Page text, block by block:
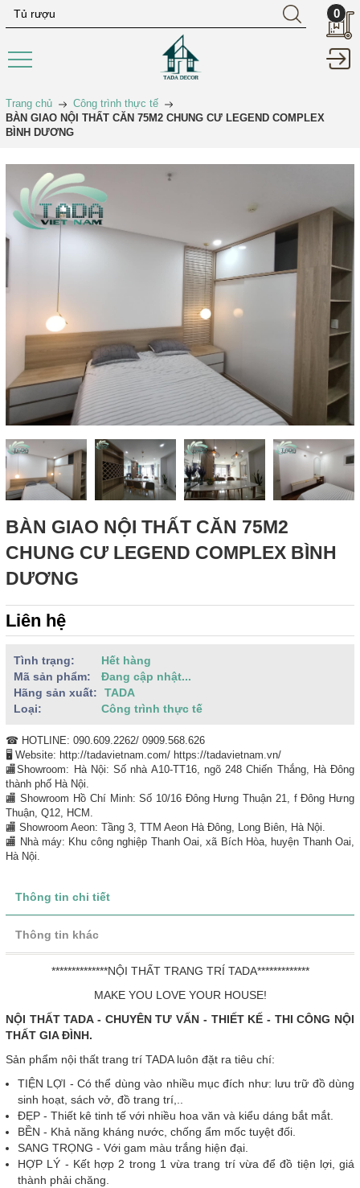
0
Trang chủ
Công trình thực tế
BÀN GIAO NỘI THẤT CĂN 75M2 CHUNG CƯ LEGEND COMPLEX
BÌNH DƯƠNG
BÀN GIAO NỘI THẤT CĂN 75M2
CHUNG CƯ LEGEND COMPLEX BÌNH
DƯƠNG
Liên hệ
Tình trạng:
Hết hàng
Mã sản phẩm:
Đang cập nhật...
Hãng sản xuất:
TADA
Loại:
Công trình thực tế
☎ HOTLINE: 090.609.2262/ 0909.568.626
🖥 Website: http://tadavietnam.com/ https://tadavietnam.vn/
🏬Showroom: Hà Nội: Số nhà A10-TT16, ngõ 248 Chiến Thắng, Hà Đông
thành phố Hà Nội.
🏬 Showroom Hồ Chí Minh: Số 10/16 Đông Hưng Thuận 21, f Đông Hưng
Thuận, Q12, HCM.
🏬 Showroom Aeon: Tầng 3, TTM Aeon Hà Đông, Long Biên, Hà Nội.
🏬 Nhà máy: Khu công nghiệp Thanh Oai, xã Bích Hòa, huyện Thanh Oai,
Hà Nội.
Thông tin chi tiết
Thông tin khác
**************NỘI THẤT TRANG TRÍ TADA*************
MAKE YOU LOVE YOUR HOUSE!
NỘI THẤT TADA - CHUYÊN TƯ VẤN - THIẾT KẾ - THI CÔNG NỘI
THẤT GIA ĐÌNH.
Sản phẩm nội thất trang trí TADA luôn đặt ra tiêu chí:
TIỆN LỢI - Có thể dùng vào nhiều mục đích như: lưu trữ đồ dùng
sinh hoạt, sách vở, đồ trang trí,..
ĐẸP - Thiết kê tinh tế với nhiều hoa văn và kiểu dáng bắt mắt.
BỀN - Khả năng kháng nước, chống ẩm mốc tuyệt đối.
SANG TRỌNG - Với gam màu trắng hiện đại.
HỢP LÝ - Kết hợp 2 trong 1 vừa trang trí vừa để đồ tiện lợi, giá
thành phải chăng.